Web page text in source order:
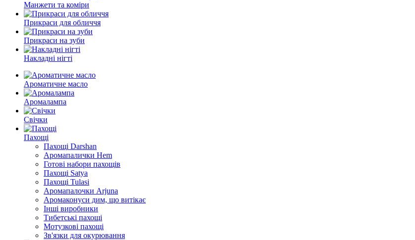
Манжети та коміри
Прикраси для обличчя
Прикраси на зуби
Накладні нігті
Ароматичне масло
Аромалампа
Свічки
Пахощі
Пахощі Darshan
Аромапалички Hem
Готові набори пахощів
Пахощі Satya
Пахощі Tulasi
Аромапалочки Arjuna
Аромаконуси дим, що витікає
Інші виробники
Тибетські пахощі
Мотузкові пахощі
Зв'язки для окурювання